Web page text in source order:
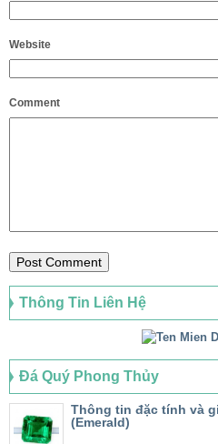
Website
Comment
Thông Tin Liên Hệ
Đá Quý Phong Thủy
Thông tin đặc tính và
(Emerald)